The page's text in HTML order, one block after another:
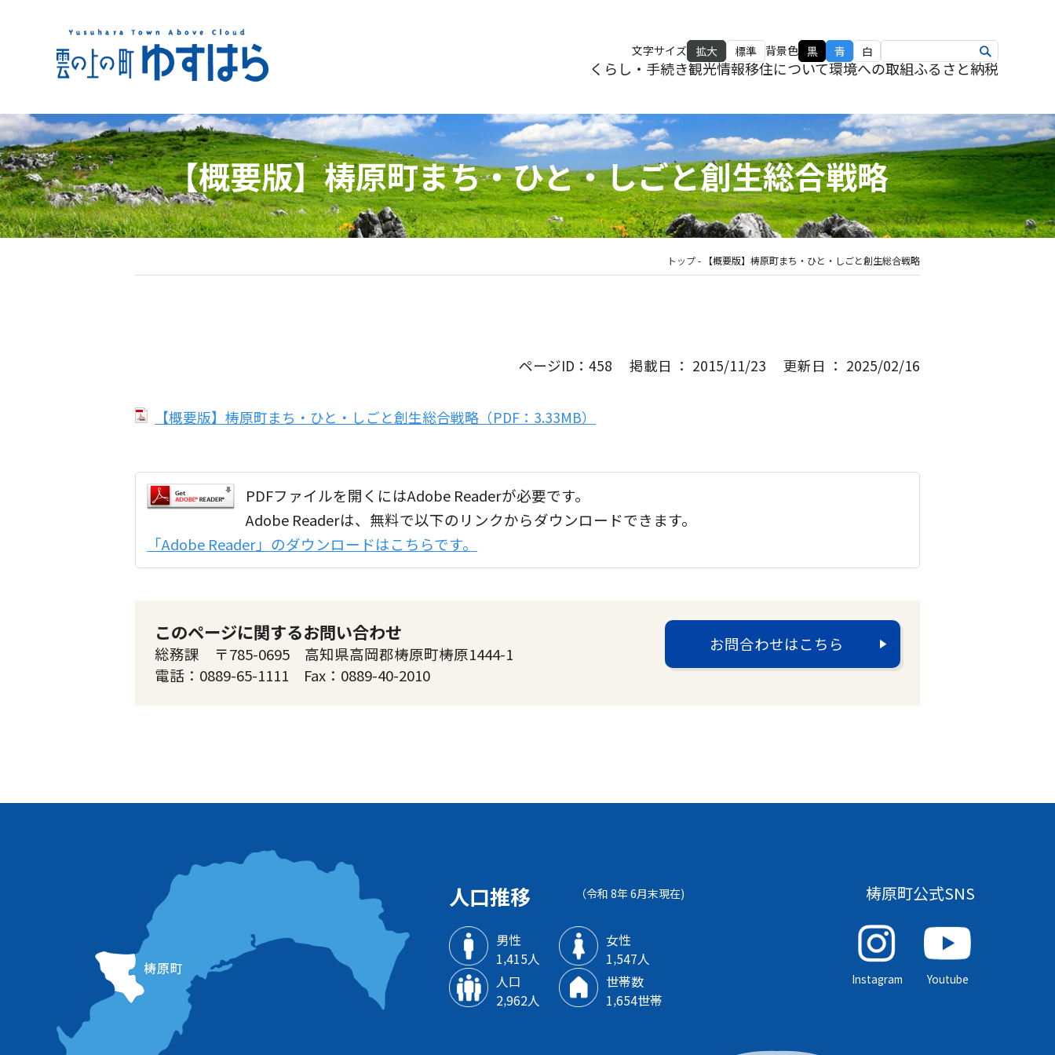
文字サイズ 拡大 標準 背景色 黒 青 白
くらし・手続き観光情報移住について環境への取組ふるさと納税
【概要版】梼原町まち・ひと・しごと創生総合戦略
トップ- 【概要版】梼原町まち・ひと・しごと創生総合戦略
ページID：458 掲載日 ： 2015/11/23 更新日 ： 2025/02/16
【概要版】梼原町まち・ひと・しごと創生総合戦略（PDF：3.33MB）
PDFファイルを開くにはAdobe Readerが必要です。
Adobe Readerは、無料で以下のリンクからダウンロードできます。
「Adobe Reader」のダウンロードはこちらです。
このページに関するお問い合わせ
総務課 〒785-0695 高知県高岡郡梼原町梼原1444-1
電話：0889-65-1111 Fax：0889-40-2010
お問合わせはこちら
人口推移 （令和 8年 6月末現在)
男性
1‚415人
女性
1‚547人
人口
2‚962人
世帯数
1‚654世帯
梼原町公式SNS
Instagram Youtube